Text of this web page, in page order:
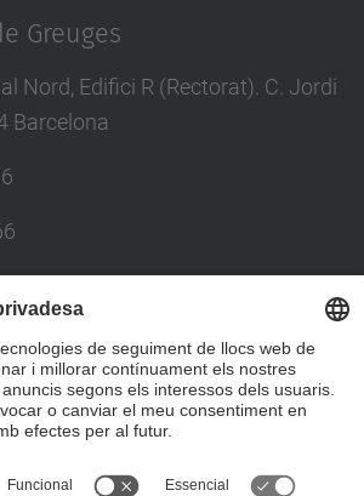
Greuges
Nord, Edifici R (Rectorat). C. Jordi
Barcelona